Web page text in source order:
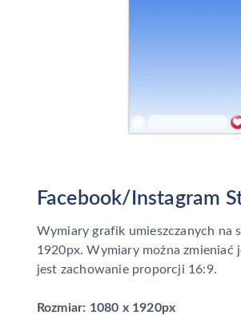
Facebook/Instagram
Wymiary grafik umieszczanych na
1920px. Wymiary można zmieniać
jest zachowanie proporcji 16:9.
Rozmiar: 1080 x 1920px